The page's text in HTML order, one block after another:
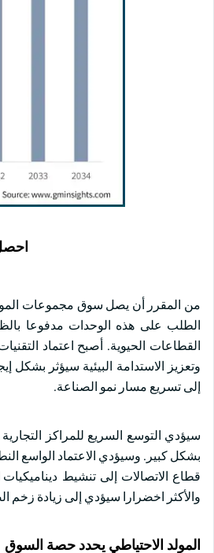
الطلب على هذه الوحدات مدفوعا
القطاعات الحيوية. أصبح اعتماد
وتعزيز الاستدامة البيئية سيؤثر
إلى تسريع مسار نمو الصناعة.
سيؤدي التوسع السريع للمراكز
بشكل كبير. وسيؤدي الاعتماد الواسع
قطاع الاتصالات إلى تنشيط
والأكثر اخضرارا سيؤدي إلى زيادة زخم
المولد الاحتياطي يحدد حصة السوق